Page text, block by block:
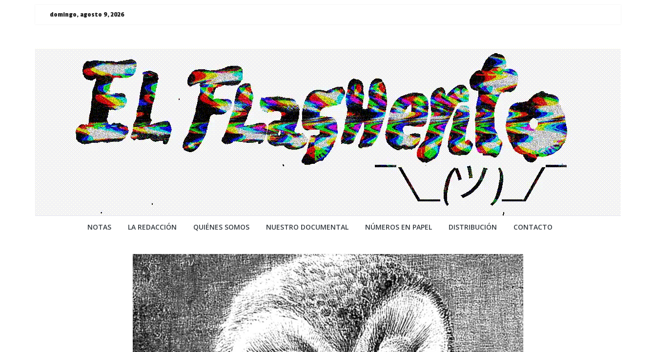
Saltardomingo, agosto 9, 2026
¯\_(ツ)_/
¯
NOTAS LA REDACCIÓN QUIÉNES SOMOS NUESTRO DOCUMENTAL NÚMEROS EN PAPEL DISTRIBUCIÓN CONTACTO